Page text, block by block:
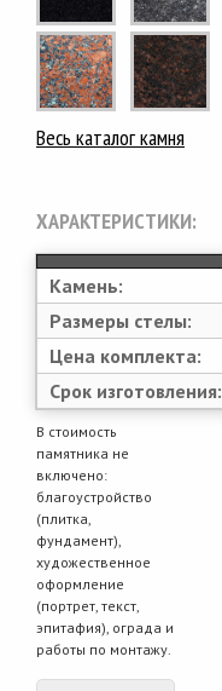
Весь каталог камня
ХАРАКТЕРИСТИКИ:
Камень:
Размеры стелы:
Цена комплекта:
Срок изготовления:
В стоимость
памятника не
включено:
благоустройство
(плитка,
фундамент),
художественное
оформление
(портрет, текст,
эпитафия), ограда и
работы по монтажу.